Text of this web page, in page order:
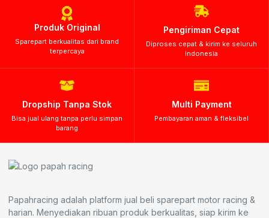
Produk Original
Sparepart berkualitas dari brand
terpercaya
Pengiriman Cepat
Diproses cepat & kirim ke seluruh
Indonesia
Dropship Tanpa Stok
Bisa jual ulang tanpa perlu simpan
barang
Multi Payment
Pembayaran aman & fleksibel
Papahracing adalah platform jual beli sparepart motor racing &
harian. Menyediakan ribuan produk berkualitas, siap kirim ke